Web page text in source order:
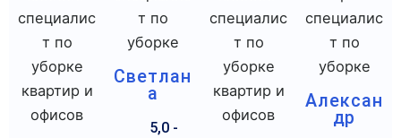
Светлан
а
5,0 -
Алексан
др